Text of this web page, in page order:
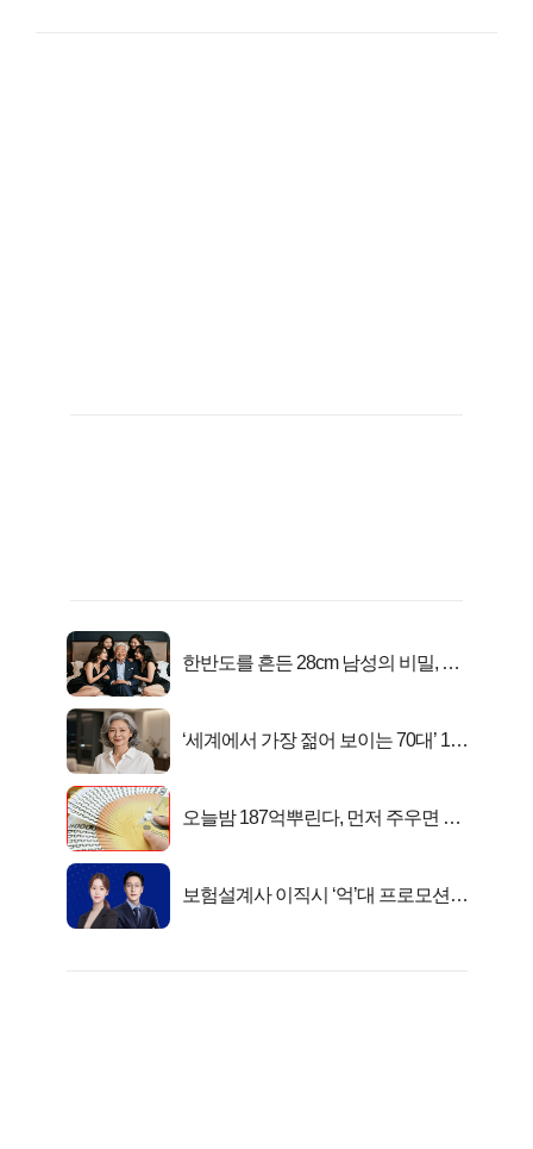
한반도를 흔든 28cm 남성의 비밀, 매
‘세계에서 가장 젊어 보이는 70대’ 1위
오늘밤 187억뿌린다, 먼저 주우면 최
보험설계사 이직시 ‘억’대 프로모션!